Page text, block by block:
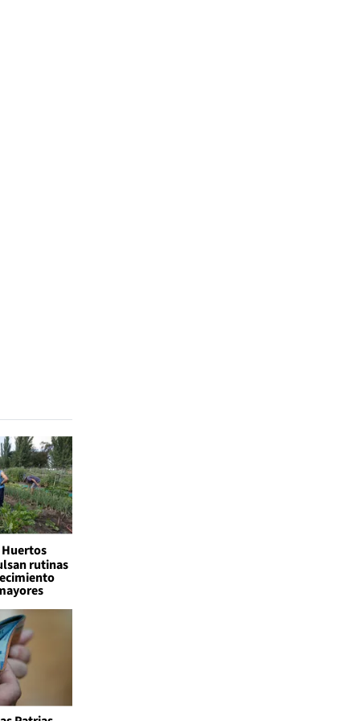
Huertos
rutinas